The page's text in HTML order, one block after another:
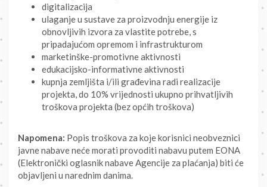
digitalizacija
ulaganje u sustave za proizvodnju energije iz
obnovljivih izvora za vlastite potrebe, s
pripadajućom opremom i infrastrukturom
marketinške-promotivne aktivnosti
edukacijsko-informativne aktivnosti
kupnja zemljišta i/ili građevina radi realizacije
projekta, do 10% vrijednosti ukupno prihvatljivih
troškova projekta (bez općih troškova)
Napomena: Popis troškova za koje korisnici neobveznici
javne nabave neće morati provoditi nabavu putem EONA
(Elektronički oglasnik nabave Agencije za plaćanja) biti će
objavljeni u narednim danima.